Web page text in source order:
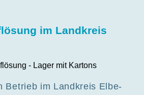
im Landkreis
Betrieb im Landkreis Elbe-